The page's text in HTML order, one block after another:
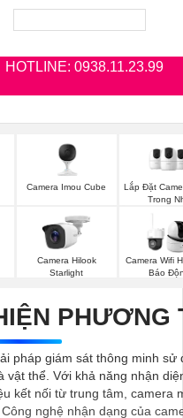
HOTLINE: 0938.11.23.99
Camera Imou Cube
Lắp Đặt
Trong
Camera Hilook
Starlight
Camera Wifi
Báo
PHƯƠNG
pháp giám sát thông minh sử
vật thể. Với khả năng nhận
kết nối từ trung tâm, camera
nghệ nhận dạng của